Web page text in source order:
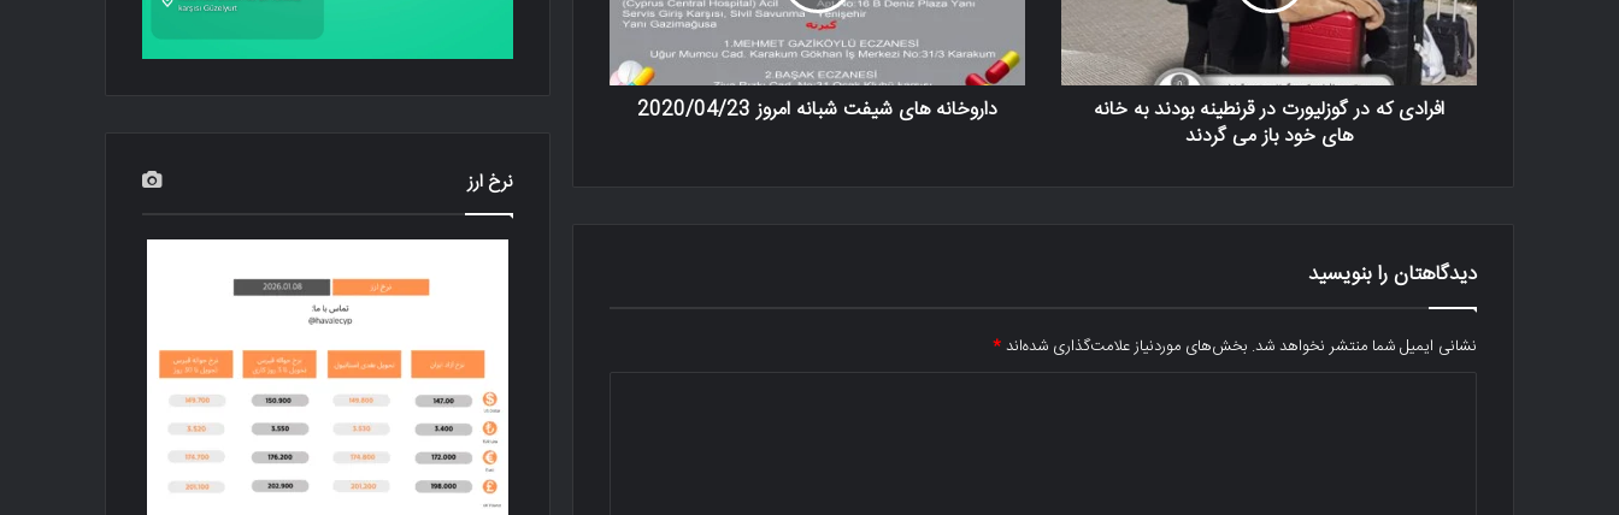
افرادی که در گوزلیورت در قرنطینه بودند به خانه
های خود باز می گردند
داروخانه های شیفت شبانه امروز 2020/04/23
دیدگاهتان را بنویسید
نشانی ایمیل شما منتشر نخواهد شد. بخش‌های موردنیاز علامت‌گذاری شده‌اند*
نرخ ارز